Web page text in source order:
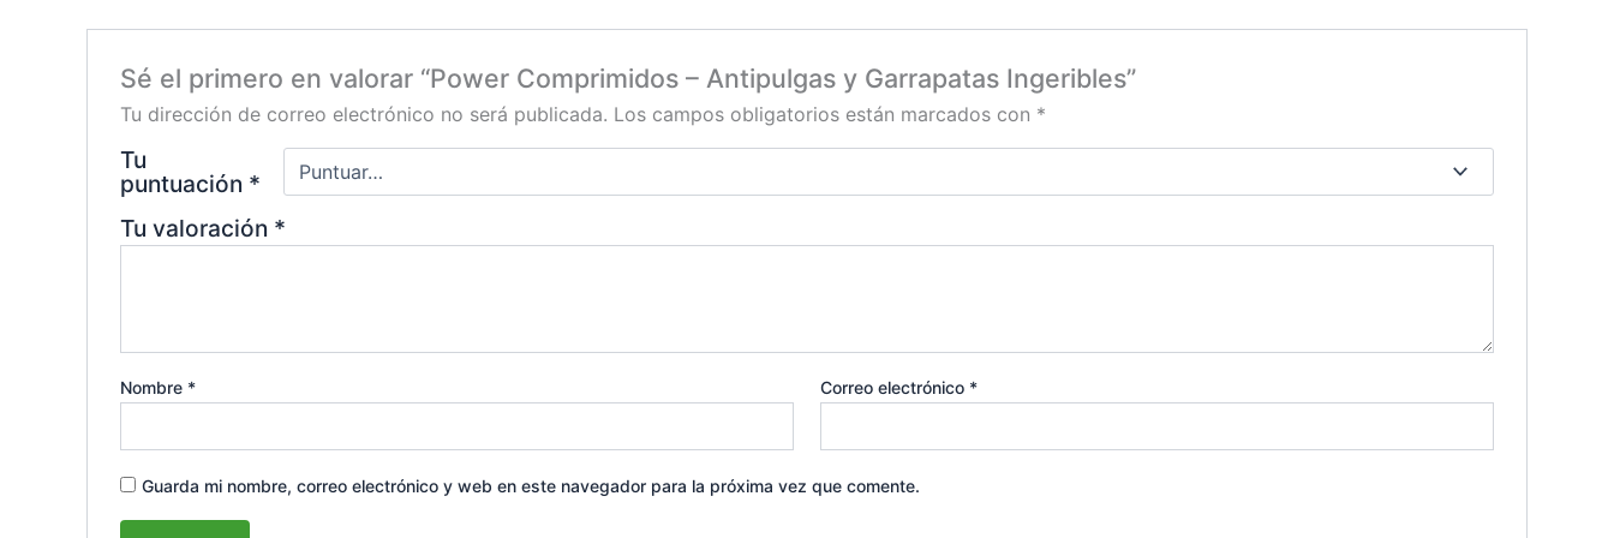
Sé el primero en valorar “Power Comprimidos – Antipulgas y Garrapatas Ingeribles”
Tu dirección de correo electrónico no será publicada. Los campos obligatorios están marcados con *
Tu
puntuación *
Tu valoración *
Nombre * Correo electrónico *
Guarda mi nombre, correo electrónico y web en este navegador para la próxima vez que comente.